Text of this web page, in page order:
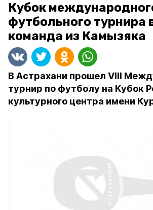
Кубок
футбольного турнира
команда из Камызяка
В Астрахани прошел VIII
турнир по футболу на Кубок
культурного центра имени